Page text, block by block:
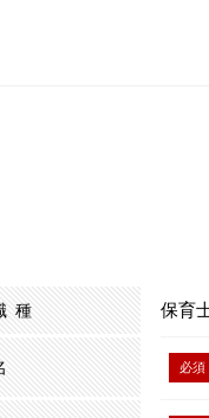
種 保育
必須